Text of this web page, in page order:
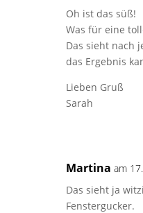
Oh ist das süß!
Was für eine
Das sieht nach
das Ergebnis
Lieben Gruß
Sarah
Martina am
Das sieht ja
Fenstergucker.